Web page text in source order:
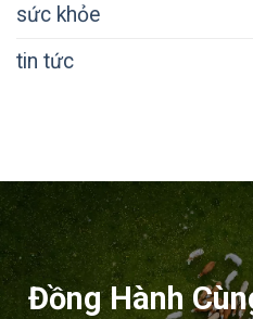
sức khỏe
tin tức
Đồng Hành